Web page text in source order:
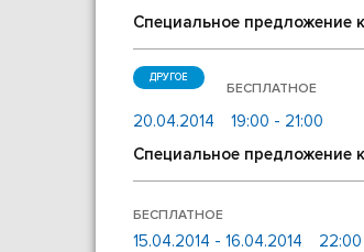
Специальное предложение
ДРУГОЕ
БЕСПЛАТНОЕ
20.04.2014
19:00 - 21:00
Специальное предложение
БЕСПЛАТНОЕ
15.04.2014 - 16.04.2014